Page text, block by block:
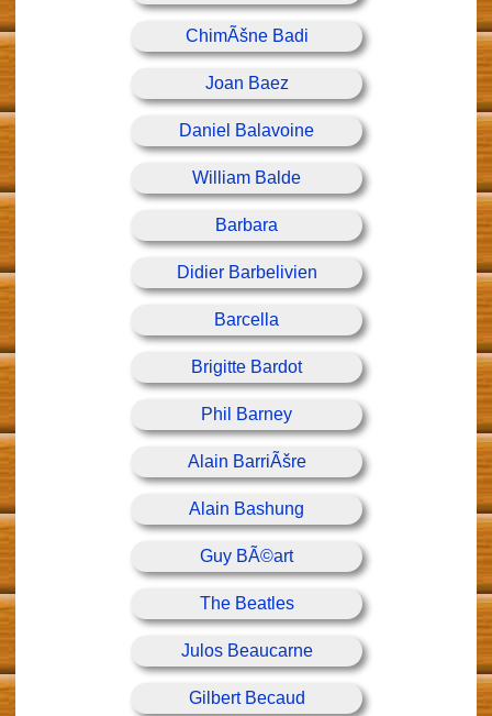
ChimÃšne Badi
Joan Baez
Daniel Balavoine
William Balde
Barbara
Didier Barbelivien
Barcella
Brigitte Bardot
Phil Barney
Alain BarriÃšre
Alain Bashung
Guy BÃ©art
The Beatles
Julos Beaucarne
Gilbert Becaud